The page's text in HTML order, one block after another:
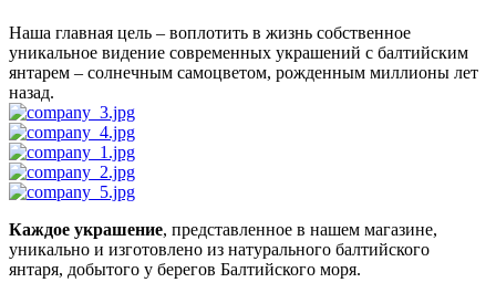
Наша главная цель – воплотить в жизнь собственное
уникальное видение современных украшений с балтийским
янтарем – солнечным самоцветом, рожденным миллионы лет
назад.
Каждое украшение, представленное в нашем магазине,
уникально и изготовлено из натурального балтийского
янтаря, добытого у берегов Балтийского моря.